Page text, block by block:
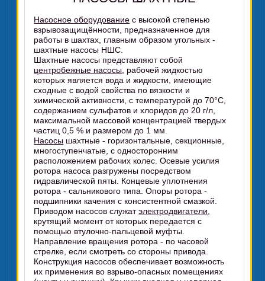
Насосное оборудование с высокой степенью
взрывозащищённости, предназначенное для
работы в шахтах, главным образом угольных -
шахтные насосы НШС.
Шахтные насосы представляют собой
центробежные насосы , рабочей жидкостью
которых является вода и жидкости, имеющие
сходные с водой свойства по вязкости и
химической активности, с температурой до 70°С,
содержанием сульфатов и хлоридов до 20 г/л,
максимальной массовой концентрацией твердых
частиц 0,5 % и размером до 1 мм.
Насосы шахтные - горизонтальные, секционные,
многоступенчатые, с односторонним
расположением рабочих колес. Осевые усилия
ротора насоса разгружены посредством
гидравлической пяты. Концевые уплотнения
ротора - сальникового типа. Опоры ротора -
подшипники качения с консистентной смазкой.
Приводом насосов служатэлектродвигатели
крутящий момент от которых передается с
помощью втулочно-пальцевой муфты.
Направление вращения ротора - по часовой
стрелке, если смотреть со стороны привода.
Конструкция насосов обеспечивает возможность
их применения во взрыво-опасных помещениях